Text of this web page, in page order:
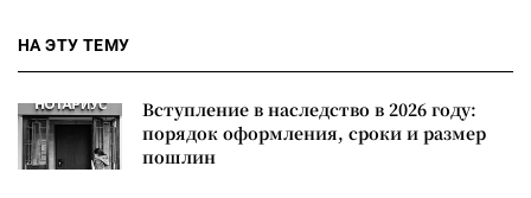
НА ЭТУ ТЕМУ
Вступление в наследство в 2026 году:
порядок оформления, сроки и размер
пошлин